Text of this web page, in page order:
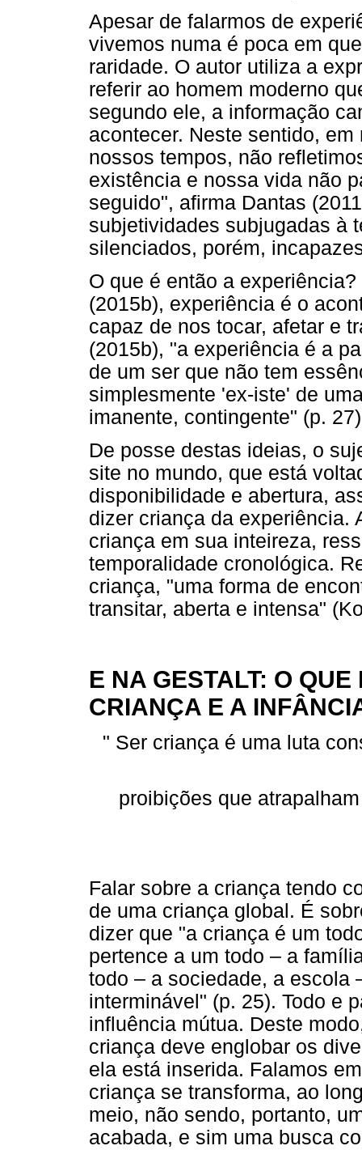
Apesar de falarmos de
vivemos numa é poca em
raridade. O autor utiliza a
referir ao homem moderno
segundo ele, a informação
acontecer. Neste sentido,
nossos tempos, não
existência e nossa vida não
seguido", afirma Dantas
subjetividades subjugadas à
silenciados, porém,
O que é então a
(2015b), experiência é o
capaz de nos tocar, afetar e
(2015b), "a experiência é a
de um ser que não tem
simplesmente 'ex-iste' de
imanente, contingente" (p.
De posse destas ideias, o
site no mundo, que está
disponibilidade e abertura,
dizer criança da experiência.
criança em sua inteireza,
temporalidade cronológica.
criança, "uma forma de
transitar, aberta e intensa"
E NA GESTALT: O
CRIANÇA E A
" Ser criança é uma luta
proibições que
Falar sobre a criança tendo
de uma criança global. É
dizer que "a criança é um
pertence a um todo – a
todo – a sociedade, a escola
interminável" (p. 25). Todo e
influência mútua. Deste
criança deve englobar os
ela está inserida. Falamos
criança se transforma, ao
meio, não sendo, portanto,
acabada, e sim uma busca